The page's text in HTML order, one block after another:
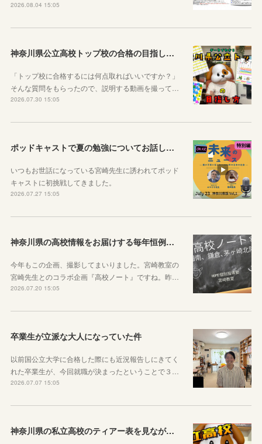
2026.08.04 15:05
神奈川県公立高校トップ校の合格の目指し方について動画をアップしました
「トップ校に合格するには何点取ればいいですか？」
そんな質問をもらったので、説明する動画を撮って…
2026.07.30 15:05
ポッドキャストで夏の勉強についてお話ししています！
いつもお世話になっている宮崎先生に誘われてポッド
キャストに初挑戦してきました。
2026.07.27 15:05
神奈川県の高校情報をお届けする毎年恒例のコラボ企画のお知らせ
今年もこの企画、撮影してまいりました。宮崎教室の
宮崎先生とのコラボ企画『高校ノート』ですね。昨…
2026.07.20 15:05
卒業生が立派な大人になっていた件
以前国公立大学に合格した際にも近況報告しにきてく
れた卒業生が、今回就職が決まったということで３…
2026.07.07 15:05
神奈川県の私立高校のティアー表を見ながら話す動画を作りました！